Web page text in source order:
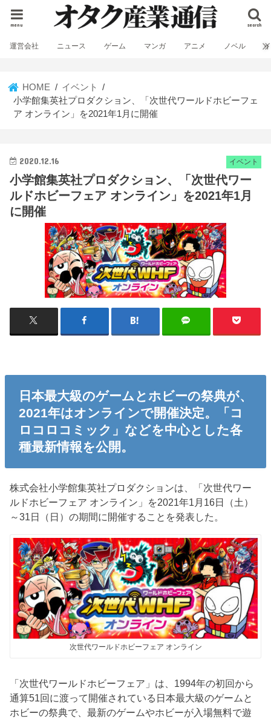
search
menu
運営会社 ニュース ゲーム マンガ アニメ ノベル
HOME
イベント
小学館集英社プロダクション、「次世代ワールドホビーフェ
ア オンライン」を2021年1月に開催
イベント
2020.12.16
小学館集英社プロダクション、「次世代ワー
ルドホビーフェア オンライン」を2021年1月
に開催
日本最大級のゲームとホビーの祭典が、
2021年はオンラインで開催決定。「コ
ロコロコミック」などを中心とした各
種最新情報を公開。
株式会社小学館集英社プロダクションは、「次世代ワー
ルドホビーフェア オンライン」を2021年1月16日（土）
～31日（日）の期間に開催することを発表した。
次世代ワールドホビーフェア オンライン
「次世代ワールドホビーフェア」は、1994年の初回から
通算51回に渡って開催されている日本最大級のゲームと
ホビーの祭典で、最新のゲームやホビーが入場無料で遊